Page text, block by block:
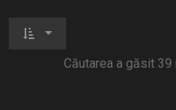
Căutarea a găsit